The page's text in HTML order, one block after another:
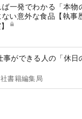
一発でわかる「本物
い意外な食品【執事
事ができる人の「休日
書籍編集局